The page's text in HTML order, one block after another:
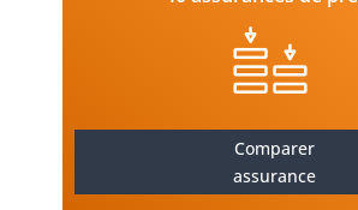
Comparer
assurance